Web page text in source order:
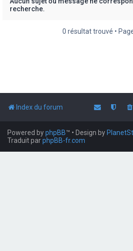
recherche.
0 résultat trouvé •
Index du forum
Powered byphpBB™ • Design by
Traduit parphpBB-fr.com